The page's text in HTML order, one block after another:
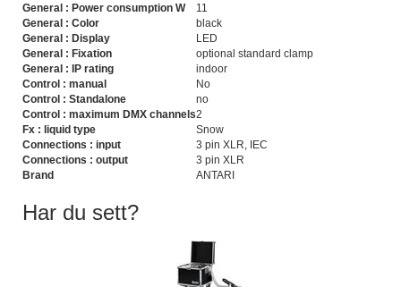
General : Power consumption W
11
General : Color
black
General : Display
LED
General : Fixation
optional standard clamp
General : IP rating
indoor
Control : manual
No
Control : Standalone
no
Control : maximum DMX channels2
Fx : liquid type
Snow
Connections : input
3 pin XLR, IEC
Connections : output
3 pin XLR
Brand
ANTARI
Har du sett?